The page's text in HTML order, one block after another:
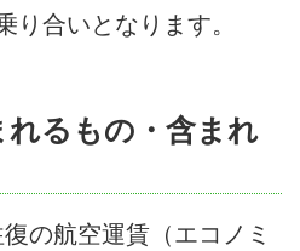
合いとなります。
れるもの・含まれ
の航空運賃（エコノミ